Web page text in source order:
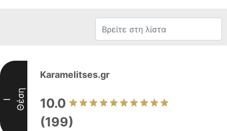
I Θέση
Karamelitses.gr
10.0
(199)